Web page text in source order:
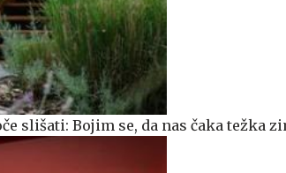
slišati: Bojim se, da nas čaka težka